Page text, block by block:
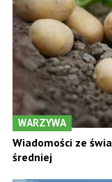
WARZYWA
Wiadomości ze
średniej